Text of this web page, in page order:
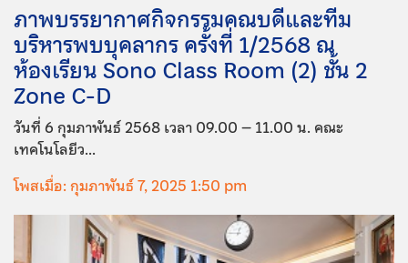
ภาพบรรยากาศกิจกรรมคณบดีและทีม
บริหารพบบุคลากร ครั้งที่ 1/2568 ณ
ห้องเรียน Sono Class Room (2) ชั้น 2
Zone C-D
วันที่ 6 กุมภาพันธ์ 2568 เวลา 09.00 – 11.00 น. คณะ
เทคโนโลยีว...
โพสเมื่อ: กุมภาพันธ์ 7, 2025 1:50 pm